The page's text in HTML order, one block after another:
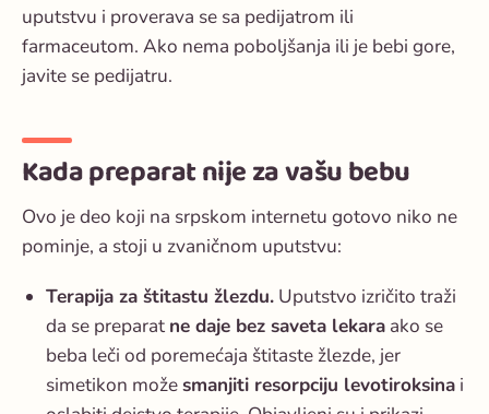
uputstvu i proverava se sa pedijatrom ili
farmaceutom. Ako nema poboljšanja ili je bebi gore,
javite se pedijatru.
Kada preparat nije za vašu bebu
Ovo je deo koji na srpskom internetu gotovo niko ne
pominje, a stoji u zvaničnom uputstvu:
Terapija za štitastu žlezdu. Uputstvo izričito traži
da se preparat ne daje bez saveta lekara ako se
beba leči od poremećaja štitaste žlezde, jer
simetikon možesmanjiti resorpciju levotiroksina i